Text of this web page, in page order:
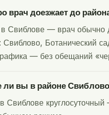
врач доезжает до
Свиблове — врач обычно
Свиблово, Ботанический
— без обещаний
ли вы в районе
Свиблове